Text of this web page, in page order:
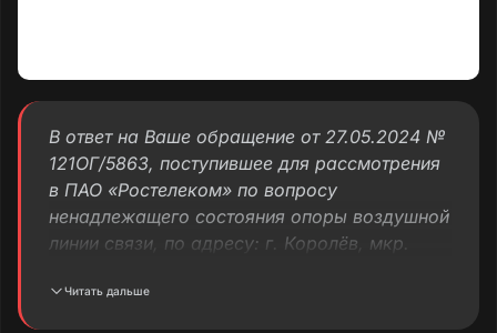
В ответ на Ваше обращение от 27.05.2024 №
121ОГ/5863, поступившее для рассмотрения
в ПАО «Ростелеком» по вопросу
ненадлежащего состояния опоры воздушной
линии связи, по адресу: г. Королёв, мкр.
сообщаю следующее.
Читать дальше